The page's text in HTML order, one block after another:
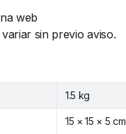
web
sin previo aviso.
1.5 kg
15 × 15 × 5 cm